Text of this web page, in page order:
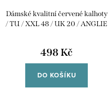
Dámské kvalitní červené kalhoty
/ TU / XXL 48 / UK 20 / ANGLIE
498 Kč
DO KOŠÍKU